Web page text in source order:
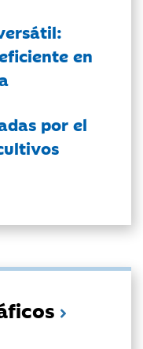
en
por el